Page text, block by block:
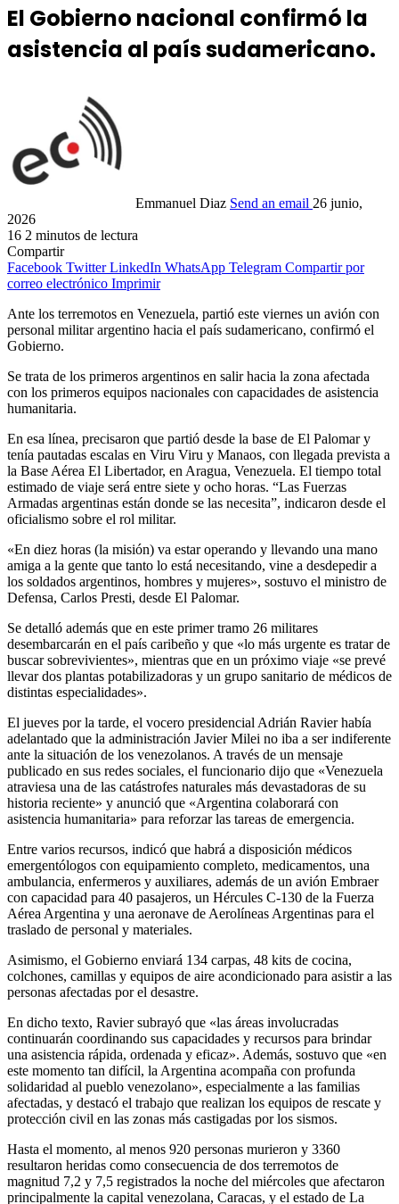
El Gobierno nacional confirmó la
asistencia al país sudamericano.
Emmanuel Diaz Send an email 26 junio,
2026
16 2 minutos de lectura
Compartir
Facebook Twitter LinkedIn WhatsApp Telegram Compartir por
correo electrónico Imprimir
Ante los terremotos en Venezuela, partió este viernes un avión con
personal militar argentino hacia el país sudamericano, confirmó el
Gobierno.
Se trata de los primeros argentinos en salir hacia la zona afectada
con los primeros equipos nacionales con capacidades de asistencia
humanitaria.
En esa línea, precisaron que partió desde la base de El Palomar y
tenía pautadas escalas en Viru Viru y Manaos, con llegada prevista a
la Base Aérea El Libertador, en Aragua, Venezuela. El tiempo total
estimado de viaje será entre siete y ocho horas. “Las Fuerzas
Armadas argentinas están donde se las necesita”, indicaron desde el
oficialismo sobre el rol militar.
«En diez horas (la misión) va estar operando y llevando una mano
amiga a la gente que tanto lo está necesitando, vine a desdepedir a
los soldados argentinos, hombres y mujeres», sostuvo el ministro de
Defensa, Carlos Presti, desde El Palomar.
Se detalló además que en este primer tramo 26 militares
desembarcarán en el país caribeño y que «lo más urgente es tratar de
buscar sobrevivientes», mientras que en un próximo viaje «se prevé
llevar dos plantas potabilizadoras y un grupo sanitario de médicos de
distintas especialidades».
El jueves por la tarde, el vocero presidencial Adrián Ravier había
adelantado que la administración Javier Milei no iba a ser indiferente
ante la situación de los venezolanos. A través de un mensaje
publicado en sus redes sociales, el funcionario dijo que «Venezuela
atraviesa una de las catástrofes naturales más devastadoras de su
historia reciente» y anunció que «Argentina colaborará con
asistencia humanitaria» para reforzar las tareas de emergencia.
Entre varios recursos, indicó que habrá a disposición médicos
emergentólogos con equipamiento completo, medicamentos, una
ambulancia, enfermeros y auxiliares, además de un avión Embraer
con capacidad para 40 pasajeros, un Hércules C-130 de la Fuerza
Aérea Argentina y una aeronave de Aerolíneas Argentinas para el
traslado de personal y materiales.
Asimismo, el Gobierno enviará 134 carpas, 48 kits de cocina,
colchones, camillas y equipos de aire acondicionado para asistir a las
personas afectadas por el desastre.
En dicho texto, Ravier subrayó que «las áreas involucradas
continuarán coordinando sus capacidades y recursos para brindar
una asistencia rápida, ordenada y eficaz». Además, sostuvo que «en
este momento tan difícil, la Argentina acompaña con profunda
solidaridad al pueblo venezolano», especialmente a las familias
afectadas, y destacó el trabajo que realizan los equipos de rescate y
protección civil en las zonas más castigadas por los sismos.
Hasta el momento, al menos 920 personas murieron y 3360
resultaron heridas como consecuencia de dos terremotos de
magnitud 7,2 y 7,5 registrados la noche del miércoles que afectaron
principalmente la capital venezolana, Caracas, y el estado de La